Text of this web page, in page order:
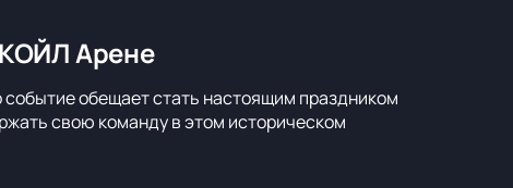
Арене
обещает стать настоящим праздником
свою команду в этом историческом